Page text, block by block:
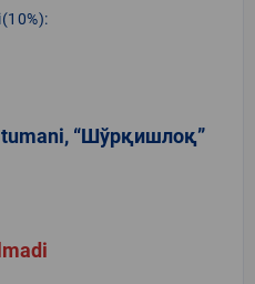
“Шўрқишлоқ”